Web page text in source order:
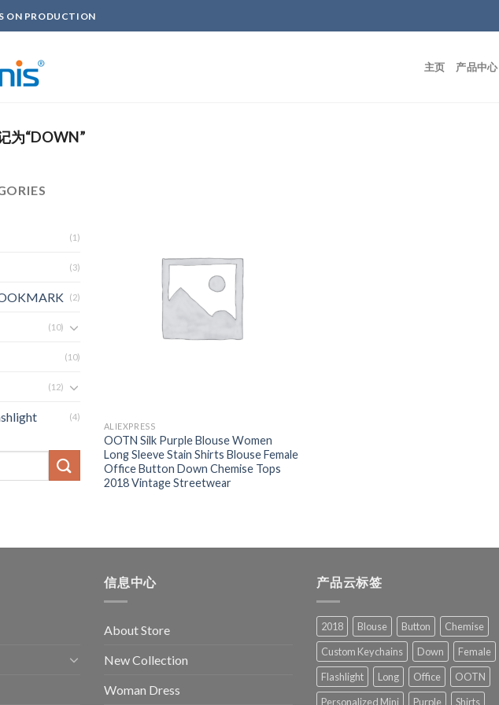
ON PRODUCTION
主页 产品中心
为“DOWN”
(1)
(3)
(2)
(10)
(10)
(12)
(4)
ALIEXPRESS
OOTN Silk Purple Blouse Women
Long Sleeve Stain Shirts Blouse Female
Office Button Down Chemise Tops
2018 Vintage Streetwear
信息中心
About Store
New Collection
Woman Dress
产品云标签
2018 Blouse Button
Chemise
Custom Keychains
Down
Female
Flashlight
Long Office
OOTN
Personalized Mini
Purple Shirts